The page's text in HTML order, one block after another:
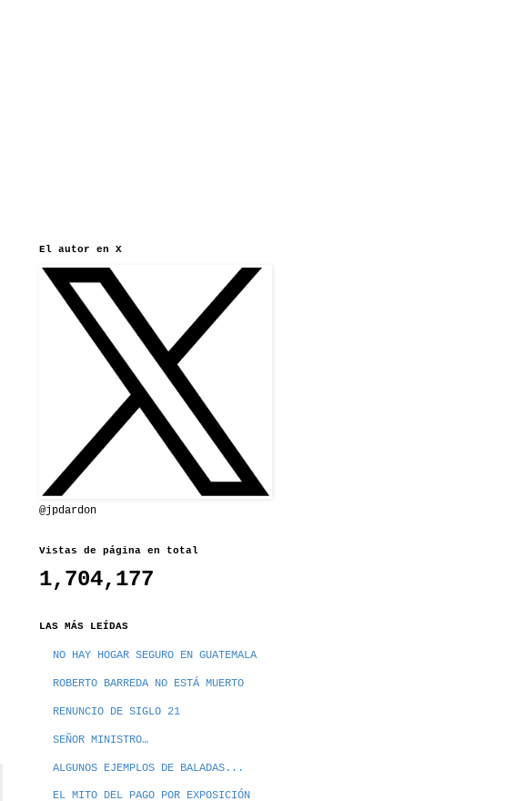
El autor en X
@jpdardon
Vistas de página en total
1,704,177
LAS MÁS LEÍDAS
NO HAY HOGAR SEGURO EN GUATEMALA
ROBERTO BARREDA NO ESTÁ MUERTO
RENUNCIO DE SIGLO 21
SEÑOR MINISTRO…
ALGUNOS EJEMPLOS DE BALADAS...
EL MITO DEL PAGO POR EXPOSICIÓN